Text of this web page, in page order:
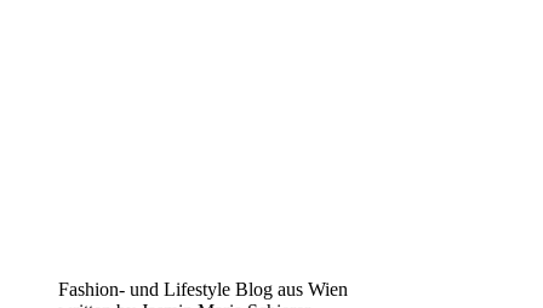
Fashion- und Lifestyle Blog aus Wien